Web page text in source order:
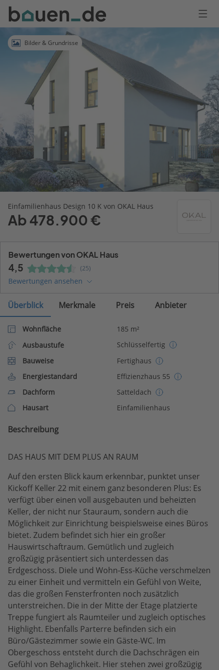
Bauen
Logo
AnmeldenBilder & Grundrisse
Einfamilienhaus Design 10 K von OKAL Haus
Ab 478.900 €
Bewertungen von OKAL Haus
4,5 (25)
Bewertungen ansehen
Überblick Merkmale Preis Anbieter
Wohnfläche
185 m²
Ausbaustufe
Schlüsselfertig
Bauweise
Fertighaus
Energiestandard
Effizienzhaus 55
Dachform
Satteldach
Hausart
Einfamilienhaus
Beschreibung
DAS HAUS MIT DEM PLUS AN RAUM
Auf den ersten Blick kaum erkennbar, punktet unser
Kickoff Keller 22 mit einem ganz besonderen Plus: Es
verfügt über einen voll ausgebauten und beheizten
Keller, der nicht nur Stauraum, sondern auch die
Möglichkeit zur Einrichtung beispielsweise eines Büros
bietet. Zudem befindet sich hier ein großer
Hauswirtschaftraum. Gemütlich und zugleich
großzügig präsentiert sich unterdessen das
Erdgeschoss. Diele und Wohn-Ess-Küche verschmelzen
zu einer Einheit und vermitteln ein Gefühl von Weite,
das die großen Fensterfronten noch zusätzlich
unterstreichen. Die in der Mitte der Etage platzierte
Treppe fungiert als Raumteiler und zugleich optisches
Highlight. Ebenfalls Parterre befinden sich ein
Büro/Gästezimmer sowie ein Gäste-WC. Im
Obergeschoss entsteht durch die Dachschrägen ein
Gefühl von Behaglichkeit. Hier stehen zwei großzügig